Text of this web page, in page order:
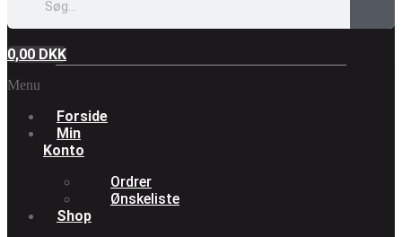
0,00 DKK
Menu
Forside
Min
Konto
Ordrer
Ønskeliste
Shop